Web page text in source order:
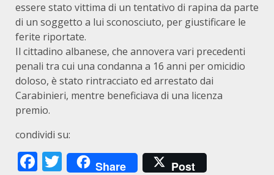
essere stato vittima di un tentativo di rapina da parte
di un soggetto a lui sconosciuto, per giustificare le
ferite riportate.
Il cittadino albanese, che annovera vari precedenti
penali tra cui una condanna a 16 anni per omicidio
doloso, è stato rintracciato ed arrestato dai
Carabinieri, mentre beneficiava di una licenza
premio.
condividi su:
Facebook
Twitter
Share Post